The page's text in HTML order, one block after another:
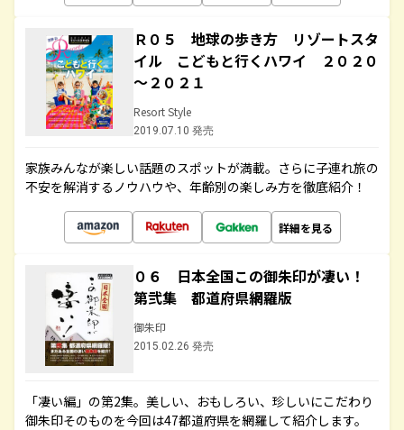
Ｒ０５ 地球の歩き方 リゾートスタ
イル こどもと行くハワイ ２０２０
～２０２１
Resort Style
2019.07.10 発売
家族みんなが楽しい話題のスポットが満載。さらに子連れ旅の
不安を解消するノウハウや、年齢別の楽しみ方を徹底紹介！
詳細を見る
０６ 日本全国この御朱印が凄い！
第弐集 都道府県網羅版
御朱印
2015.02.26 発売
「凄い編」の第2集。美しい、おもしろい、珍しいにこだわり
御朱印そのものを今回は47都道府県を網羅して紹介します。